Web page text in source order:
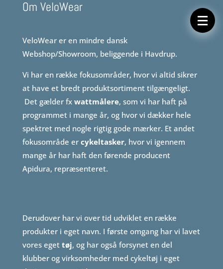
Forside
Cykeltasker
Geargrupper
Komponenter
Tilbehør
Værktøj
Wattmålere
Om VeloWear
VeloWear er en mindre dansk
Webshop/Showroom, beliggende i Havdrup.
Vi har en række fokusområder, hvor vi altid sikrer
at have et bredt produktsortiment tilgængeligt.
Det gælder fx wattmålere, som vi har haft på
programmet i mange år, og hvor vi dækker hele
spektret med nogle rigtig gode mærker. Et andet
fokusområde er cykeltasker, hvor vi igennem
mange år har haft den førende producent
Apidura, repræsenteret.
Derudover har vi over tid udviklet en række
produkter i eget navn. I første omgang har vi lavet
vores eget tøj, og har også forsynet en del
klubber og virksomheder med cykeltøj i eget